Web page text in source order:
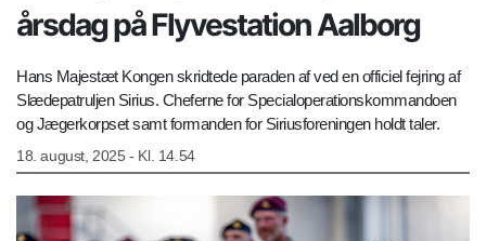
årsdag på Flyvestation Aalborg
Hans Majestæt Kongen skridtede paraden af ved en officiel fejring af
Slædepatruljen Sirius. Cheferne for Specialoperationskommandoen
og Jægerkorpset samt formanden for Siriusforeningen holdt taler.
18. august, 2025 - Kl. 14.54